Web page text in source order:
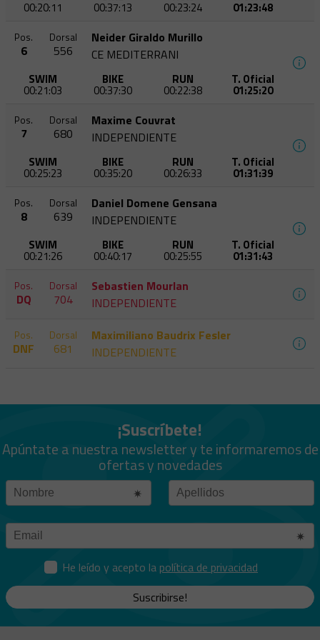
00:20:11 00:37:13 00:23:24 01:23:48
Pos.
6
Dorsal
556
Neider Giraldo Murillo
CE MEDITERRANI
SWIM
00:21:03
BIKE
00:37:30
RUN
00:22:38
T. Oficial
01:25:20
Pos.
7
Dorsal
680
Maxime Couvrat
INDEPENDIENTE
SWIM
00:25:23
BIKE
00:35:20
RUN
00:26:33
T. Oficial
01:31:39
Pos.
8
Dorsal
639
Daniel Domene Gensana
INDEPENDIENTE
SWIM
00:21:26
BIKE
00:40:17
RUN
00:25:55
T. Oficial
01:31:43
Pos.
DQ
Dorsal
704
Sebastien Mourlan
INDEPENDIENTE
Pos.
DNF
Dorsal
681
Maximiliano Baudrix Fesler
INDEPENDIENTE
¡Suscríbete!
Apúntate a nuestra newsletter y te informaremos de
ofertas y novedades
He leído y acepto la política de privacidad
Suscribirse!